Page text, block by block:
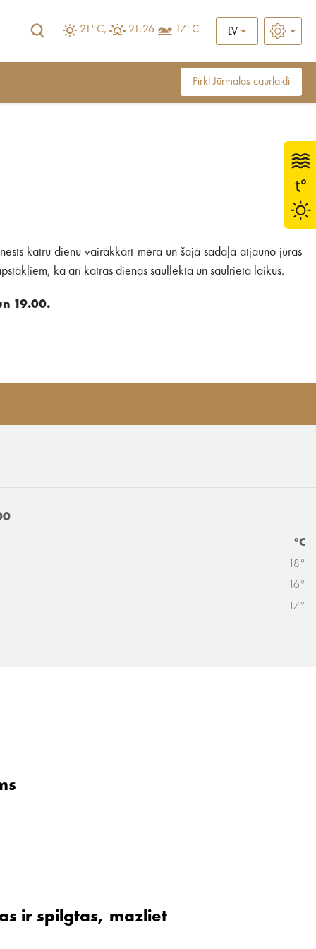
21°C, 21:26 17°C LV
Pirkt Jūrmalas caurlaidi
katru dienu vairākkārt mēra un šajā sadaļā atjauno jūras
kā arī katras dienas saullēkta un saulrieta laikus.
19.00.
°C
18°
16°
17°
ir spilgtas, mazliet